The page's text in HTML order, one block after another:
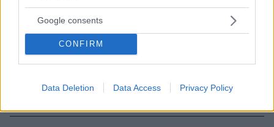
Google consents
CONFIRM
Data Deletion Data Access Privacy Policy
Αριστοτέλης Δαμίγος: Σε κλίμα οδύνης έγινε η
μετά τη σύγκρουση ελικοπτέρων στην Ψάθα,
06.08.2026, 20:03